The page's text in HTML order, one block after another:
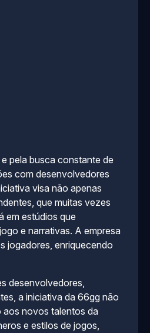
pela busca constante de
com desenvolvedores
visa não apenas
que muitas vezes
em estúdios que
e narrativas. A empresa
jogadores, enriquecendo
desenvolvedores,
a iniciativa da 66gg não
aos novos talentos da
e estilos de jogos,